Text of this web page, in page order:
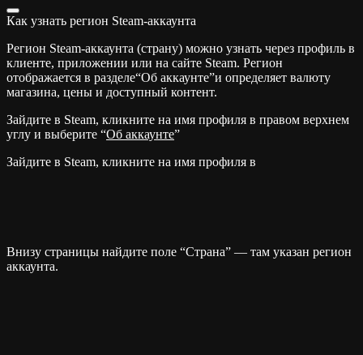
Как узнать регион Steam-аккаунта
Регион Steam-аккаунта (страну) можно узнать через профиль в
клиенте, приложении или на сайте Steam. Регион
отображается в разделе“Об аккаунте”и определяет валюту
магазина, цены и доступный контент.
Зайдите в Steam, кликните на имя профиля в правом верхнем
углу и выберите “Об аккаунте”
Зайдите в Steam, кликните на имя профиля в
Внизу страницы найдите поле “Страна” — там указан регион
аккаунта.